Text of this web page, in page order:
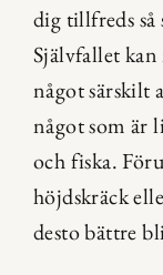
dig tillfreds så
Självfallet
något särskilt
något som är
och fiska.
höjdskräck
desto bättre